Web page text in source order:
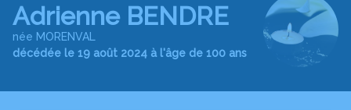
Adrienne BENDRE
née MORENVAL
décédée le 19 août 2024 à l'âge de 100 ans